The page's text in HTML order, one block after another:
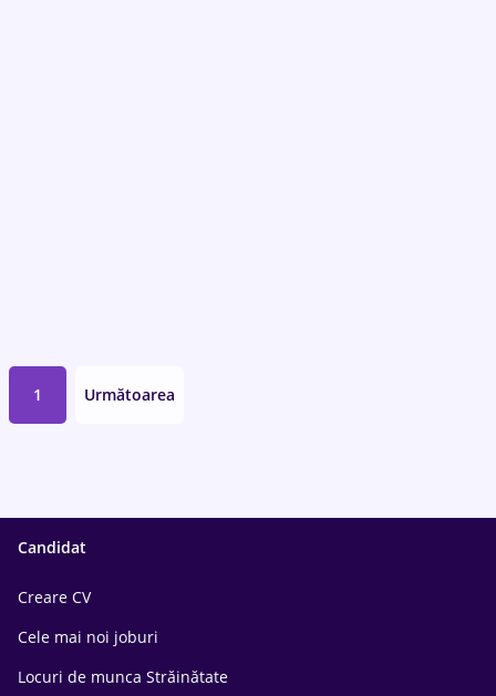
1 Următoarea
Candidat
Creare CV
Cele mai noi joburi
Locuri de munca Străinătate